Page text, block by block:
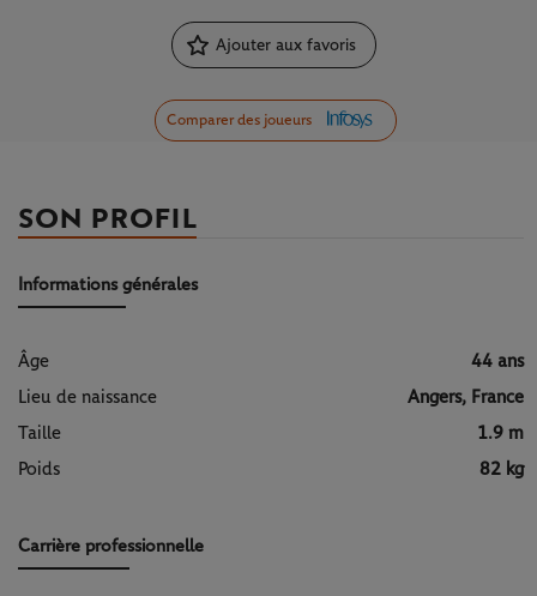
Ajouter aux favoris
Comparer des joueurs
SON PROFIL
Informations générales
Âge
44 ans
Lieu de naissance
Angers, France
Taille
1.9 m
Poids
82 kg
Carrière professionnelle